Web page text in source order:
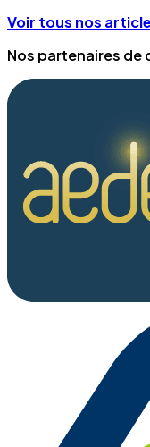
Voir tous nos
Nos partenaires de